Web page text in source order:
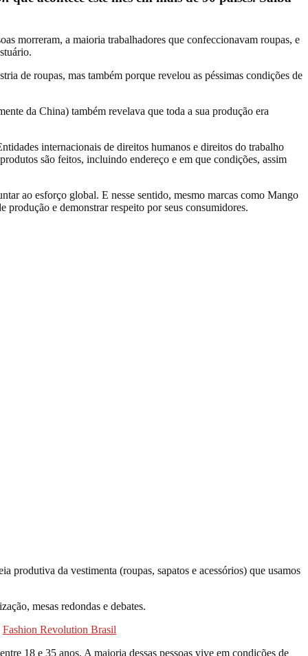
morreram, a maioria trabalhadores que confeccionavam roupas, e
de roupas, mas também porque revelou as péssimas condições de
da China) também revelava que toda a sua produção era
internacionais de direitos humanos e direitos do trabalho
são feitos, incluindo endereço e em que condições, assim
ao esforço global. E nesse sentido, mesmo marcas como Mango
produção e demonstrar respeito por seus consumidores.
produtiva da vestimenta (roupas, sapatos e acessórios) que usamos
mesas redondas e debates.
Fashion Revolution Brasil
18 e 35 anos. A maioria dessas pessoas vive em condições de